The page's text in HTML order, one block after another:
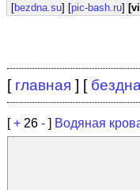
[bezdna.su] [pic-bash.ru]
[ главная ] [ бездна
[+ 26 - ] Водяная